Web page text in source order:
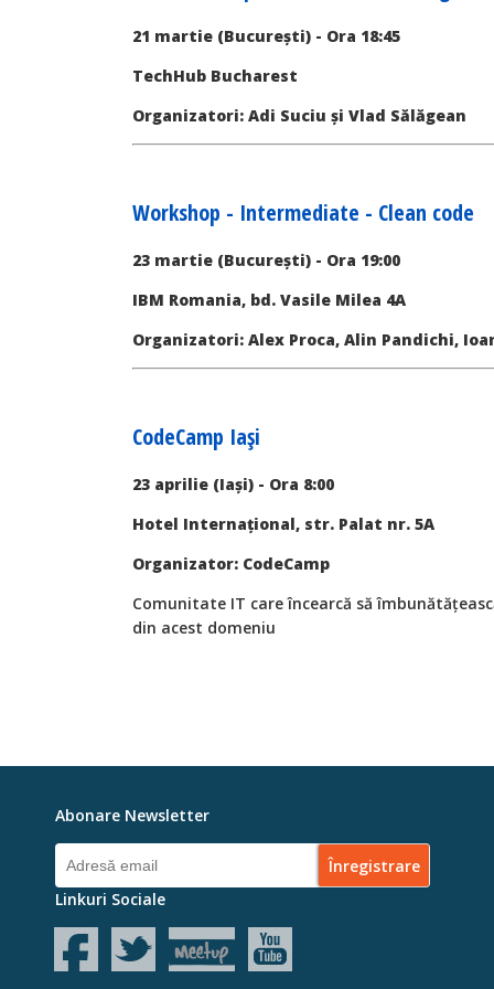
21 martie (București) - Ora 18:45
TechHub Bucharest
Organizatori: Adi Suciu și Vlad Sălăgean
Workshop - Intermediate - Clean code
23 martie (București) - Ora 19:00
IBM Romania, bd. Vasile Milea 4A
Organizatori: Alex Proca, Alin Pandichi,
CodeCamp Iași
23 aprilie (Iași) - Ora 8:00
Hotel Internațional, str. Palat nr. 5A
Organizator: CodeCamp
Comunitate IT care încearcă să
din acest domeniu
Abonare Newsletter
Linkuri Sociale